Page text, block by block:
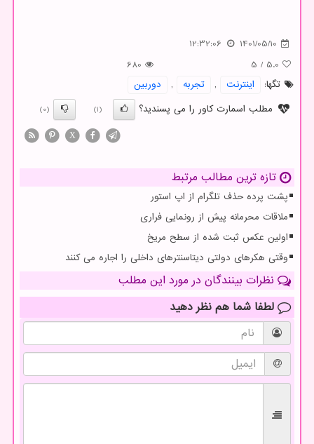
1401/05/10
12:32:06
5.0
/
5
680
تگها:
اینترنت , تجربه ,
دوربین
مطلب اسمارت کاور را می پسندید؟
(1)
(0)
X
تازه ترین مطالب مرتبط
پشت پرده حذف تلگرام از اپ استور
ملاقات محرمانه پیش از رونمایی فراری
اولین عکس ثبت شده از سطح مریخ
وقتی هکرهای دولتی دیتاسنترهای داخلی را اجاره می کنند
نظرات بینندگان در مورد این مطلب
لطفا شما هم نظر دهید